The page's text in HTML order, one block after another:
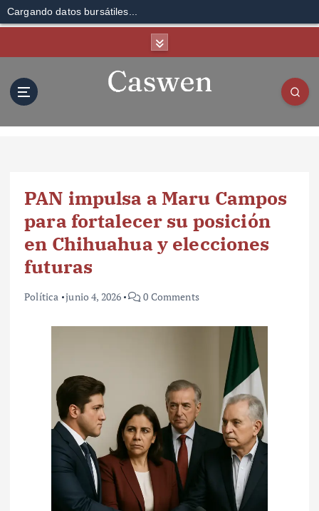
Cargando datos bursátiles...
PAN impulsa a Maru Campos
para fortalecer su posición
en Chihuahua y elecciones
futuras
Política junio 4, 2026 0 Comments